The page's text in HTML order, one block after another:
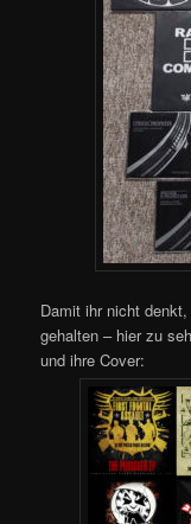
Damit ihr nicht
gehalten – hier zu
und ihre Cover: